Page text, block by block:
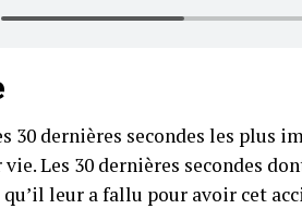
30 dernières secondes les plus
vie. Les 30 dernières secondes
leur a fallu pour avoir cet